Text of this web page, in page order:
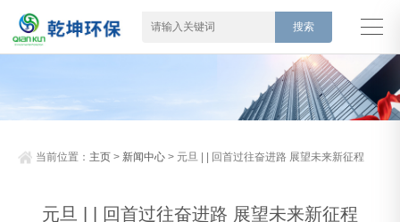
当前位置： 主页 > 新闻中心 > 元旦 | | 回首过往奋进路 展望未来新征程
元旦 | | 回首过往奋进路 展望未来新征程